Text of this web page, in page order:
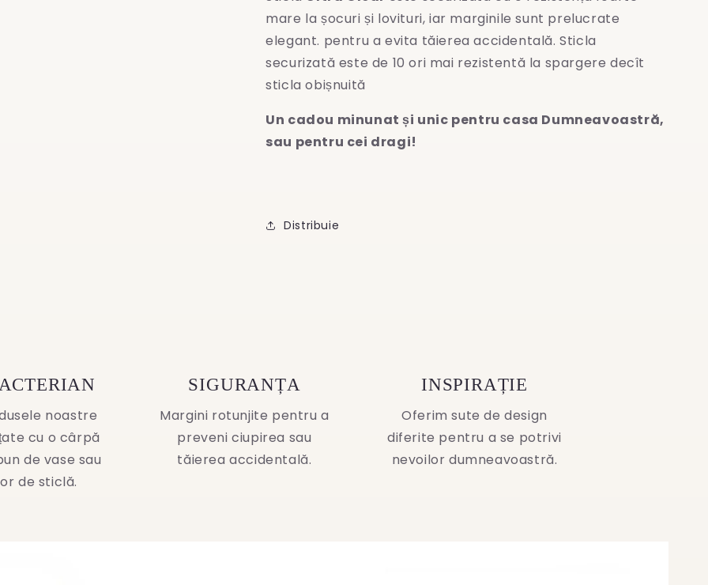
mare la șocuri și lovituri, iar marginile sunt prelucrate
elegant. pentru a evita tăierea accidentală. Sticla
securizată este de 10 ori mai rezistentă la spargere decît
sticla obișnuită
Un cadou minunat și unic pentru casa Dumneavoastră,
sau pentru cei dragi!
Distribuie
noastre
cu o cârpă
de vase sau
de sticlă.
SIGURANȚA
Margini rotunjite pentru a
preveni ciupirea sau
tăierea accidentală.
INSPIRAȚIE
Oferim sute de design
diferite pentru a se potrivi
nevoilor dumneavoastră.